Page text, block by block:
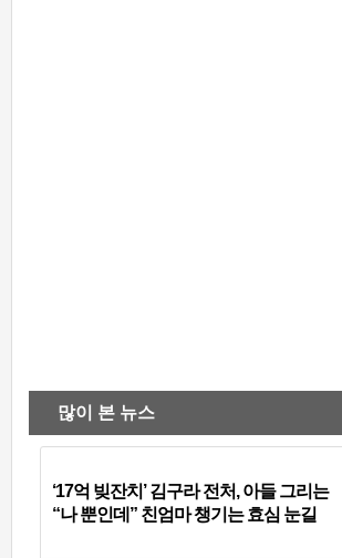
많이 본 뉴스
‘17억 빚잔치’ 김구라 전처, 아들 그리는
“나 뿐인데” 친엄마 챙기는 효심 눈길